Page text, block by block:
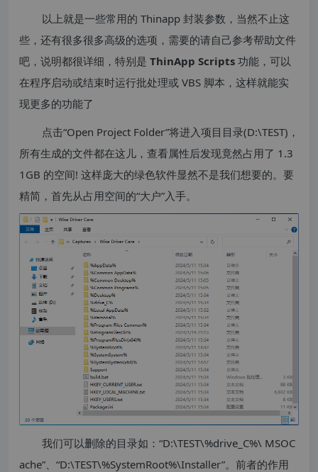
以上就是一些常用的 Thinapp 封装参数，当然不止这
些，还有很多很多高级的选项，需要的请自己参考帮助文件
吧，说明都很详细，特别是 ThinApp Scripts 功能，可以
在程序启动或结束时运行批处理或 VBS 脚本，这样就能实
现更多的功能了
点击“Open Project Folder”将进入项目目录(D:\TEST)，
所有生成的文件都在这儿，查看属性后发现竟然占用了 1.3
1GB 的空间! 这样庞大的绿色软件显然不是我们想要的。要
精简，首先从占用空间的“大户”入手。
我们可以删除的目录如：“D:\TEST\%drive_C%\ MSOC
ache”、“D:\TEST\%SystemRoot%\Installer”。前者的作用